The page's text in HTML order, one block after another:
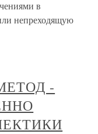
в
непреходящую
-